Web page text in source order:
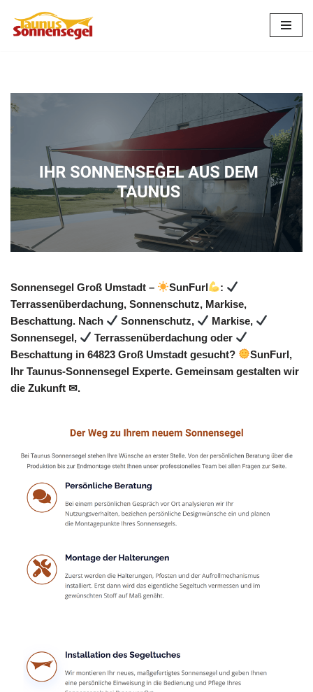
Zum
Sonnensegel Groß Umstadt – SunFurl
:
Terrassenüberdachung, Sonnenschutz, Markise,
Beschattung. Nach
Sonnenschutz,
Markise,
Sonnensegel,
Terrassenüberdachung oder
Beschattung in 64823 Groß Umstadt gesucht?
SunFurl,
Ihr Taunus-Sonnensegel Experte. Gemeinsam gestalten wir
die Zukunft ✉.